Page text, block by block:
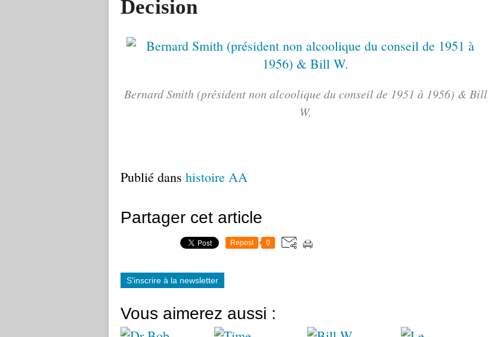
Decision
Bernard Smith (président non alcoolique du conseil de 1951 à 1956) & Bill
W.
Publié dans histoire AA
Partager cet article
Repost 0
S'inscrire à la newsletter
Vous aimerez aussi :